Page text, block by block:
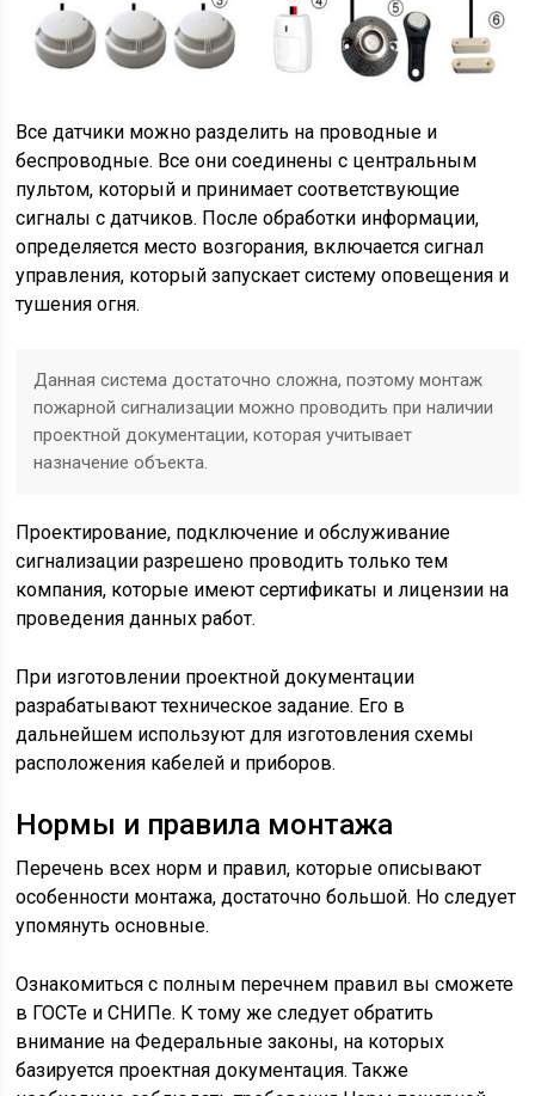
Все датчики можно разделить на проводные и
беспроводные. Все они соединены с центральным
пультом, который и принимает соответствующие
сигналы с датчиков. После обработки информации,
определяется место возгорания, включается сигнал
управления, который запускает систему оповещения и
тушения огня.
Данная система достаточно сложна, поэтому монтаж
пожарной сигнализации можно проводить при наличии
проектной документации, которая учитывает
назначение объекта.
Проектирование, подключение и обслуживание
сигнализации разрешено проводить только тем
компания, которые имеют сертификаты и лицензии на
проведения данных работ.
При изготовлении проектной документации
разрабатывают техническое задание. Его в
дальнейшем используют для изготовления схемы
расположения кабелей и приборов.
Нормы и правила монтажа
Перечень всех норм и правил, которые описывают
особенности монтажа, достаточно большой. Но следует
упомянуть основные.
Ознакомиться с полным перечнем правил вы сможете
в ГОСТе и СНИПе. К тому же следует обратить
внимание на Федеральные законы, на которых
базируется проектная документация. Также